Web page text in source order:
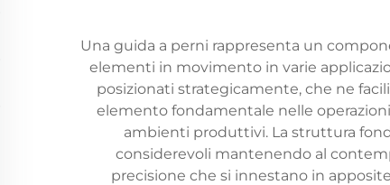
Una guida a perni rappresenta un
elementi in movimento in varie
posizionati strategicamente, che ne
elemento fondamentale nelle
ambienti produttivi. La struttura
considerevoli mantenendo al
precisione che si innestano in